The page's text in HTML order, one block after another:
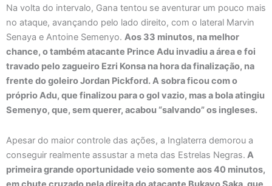
Na volta do intervalo, Gana tentou se aventurar um pouco mais
no ataque, avançando pelo lado direito, com o lateral Marvin
Senaya e Antoine Semenyo. Aos 33 minutos, na melhor
chance, o também atacante Prince Adu invadiu a área e foi
travado pelo zagueiro Ezri Konsa na hora da finalização, na
frente do goleiro Jordan Pickford. A sobra ficou com o
próprio Adu, que finalizou para o gol vazio, mas a bola atingiu
Semenyo, que, sem querer, acabou “salvando” os ingleses.
Apesar do maior controle das ações, a Inglaterra demorou a
conseguir realmente assustar a meta das Estrelas Negras. A
primeira grande oportunidade veio somente aos 40 minutos,